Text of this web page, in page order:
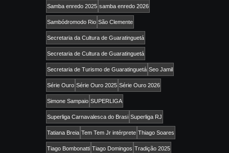
Samba enredo 2025 samba enredo 2026
Sambódromodo Rio São Clemente
Secretaria da Cultura de Guaratinguetá
Secretaria de Cultura de Guaratinguetá
Secretaria de Turismo de Guaratinguetá Seo Jamil
Série Ouro Série Ouro 2025 Série Ouro 2026
Simone Sampaio SUPERLIGA
Superliga Carnavalesca do Brasi Superliga RJ
Tatiana Breia Tem Tem Jr intérprete Thiago Soares
Tiago Bombonatti Tiago Domingos Tradição 2025